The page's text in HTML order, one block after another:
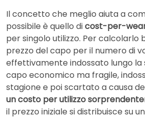
Il concetto che meglio aiuta a
possibile è quello dicost-per-
per singolo utilizzo. Per calcolarlo
prezzo del capo per il numero di
effettivamente indossato lungo la
capo economico ma fragile,
stagione e poi scartato a causa
un costo per utilizzo
il prezzo iniziale si distribuisce su